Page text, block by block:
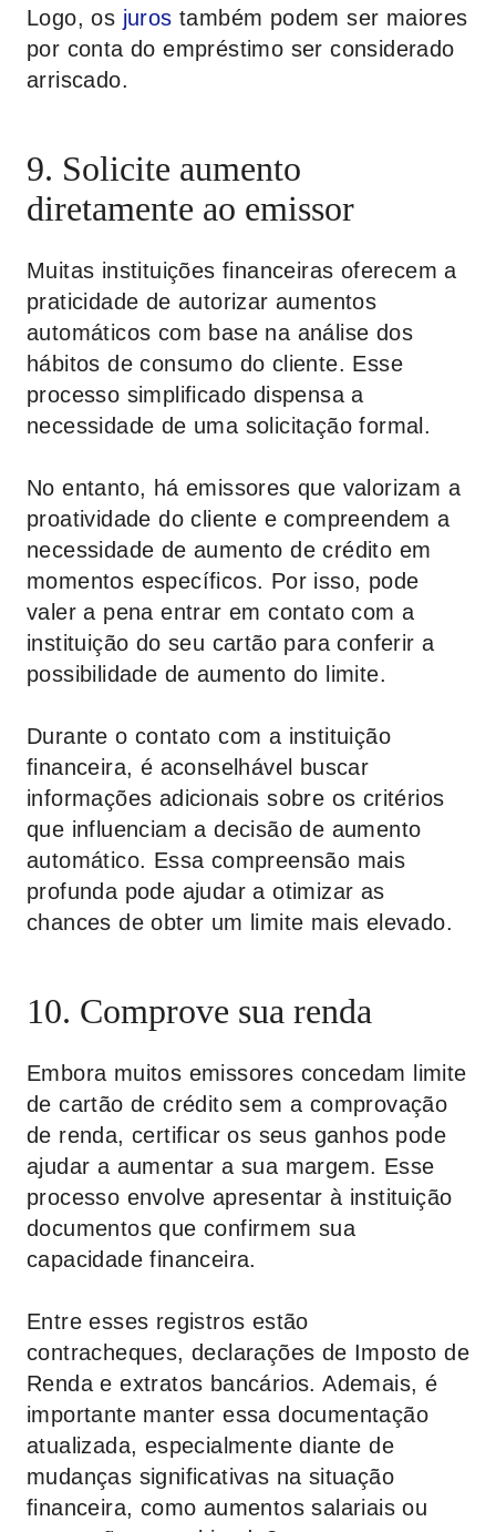
Logo, os juros também podem ser maiores
por conta do empréstimo ser considerado
arriscado.
9. Solicite aumento
diretamente ao emissor
Muitas instituições financeiras oferecem a
praticidade de autorizar aumentos
automáticos com base na análise dos
hábitos de consumo do cliente. Esse
processo simplificado dispensa a
necessidade de uma solicitação formal.
No entanto, há emissores que valorizam a
proatividade do cliente e compreendem a
necessidade de aumento de crédito em
momentos específicos. Por isso, pode
valer a pena entrar em contato com a
instituição do seu cartão para conferir a
possibilidade de aumento do limite.
Durante o contato com a instituição
financeira, é aconselhável buscar
informações adicionais sobre os critérios
que influenciam a decisão de aumento
automático. Essa compreensão mais
profunda pode ajudar a otimizar as
chances de obter um limite mais elevado.
10. Comprove sua renda
Embora muitos emissores concedam limite
de cartão de crédito sem a comprovação
de renda, certificar os seus ganhos pode
ajudar a aumentar a sua margem. Esse
processo envolve apresentar à instituição
documentos que confirmem sua
capacidade financeira.
Entre esses registros estão
contracheques, declarações de Imposto de
Renda e extratos bancários. Ademais, é
importante manter essa documentação
atualizada, especialmente diante de
mudanças significativas na situação
financeira, como aumentos salariais ou